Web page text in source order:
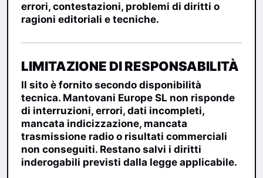
errori, contestazioni, problemi di diritti o
ragioni editoriali e tecniche.
LIMITAZIONE DI RESPONSABILITÀ
Il sito è fornito secondo disponibilità
tecnica. Mantovani Europe SL non risponde
di interruzioni, errori, dati incompleti,
mancata indicizzazione, mancata
trasmissione radio o risultati commerciali
non conseguiti. Restano salvi i diritti
inderogabili previsti dalla legge applicabile.